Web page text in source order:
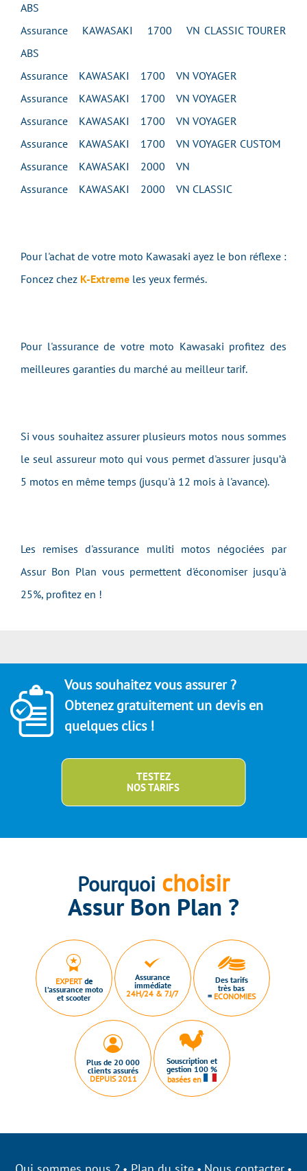
ABS
Assurance KAWASAKI 1700 VN CLASSIC TOURER
ABS
Assurance KAWASAKI 1700 VN VOYAGER
Assurance KAWASAKI 1700 VN VOYAGER
Assurance KAWASAKI 1700 VN VOYAGER
Assurance KAWASAKI 1700 VN VOYAGER CUSTOM
Assurance KAWASAKI 2000 VN
Assurance KAWASAKI 2000 VN CLASSIC
Pour l'achat de votre moto Kawasaki ayez le bon réflexe :
Foncez chez K-Extreme les yeux fermés.
Pour l'assurance de votre moto Kawasaki profitez des
meilleures garanties du marché au meilleur tarif.
Si vous souhaitez assurer plusieurs motos nous sommes
le seul assureur moto qui vous permet d'assurer jusqu’à
5 motos en même temps (jusqu'à 12 mois à l'avance).
Les remises d'assurance muliti motos négociées par
Assur Bon Plan vous permettent d'économiser jusqu'à
25%, profitez en !
Vous souhaitez vous assurer ?
Obtenez gratuitement un devis en
quelques clics !
TESTEZ
NOS TARIFS
Pourquoi choisir
Assur Bon Plan ?
EXPERTde
l’assurance moto
et scooter
Assurance
immédiate
24H/24 & 7J/7
Des tarifs
très bas
= ECONOMIES
Plus de 20 000
clients assurés
DEPUIS 2011
Souscription et
gestion 100 %
basées en